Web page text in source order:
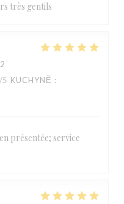
très gentils
/5 KUCHYNĚ :
présentée; service